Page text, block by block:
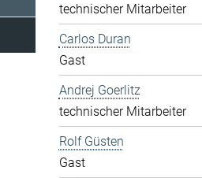
technischer Mitarbeiter
Carlos Duran
Gast
Andrej Goerlitz
technischer Mitarbeiter
Rolf Güsten
Gast